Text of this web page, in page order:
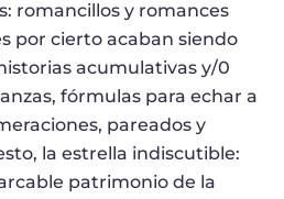
romancillos y romances
por cierto acaban siendo
acumulativas y/0
fórmulas para echar a
pareados y
la estrella indiscutible:
patrimonio de la